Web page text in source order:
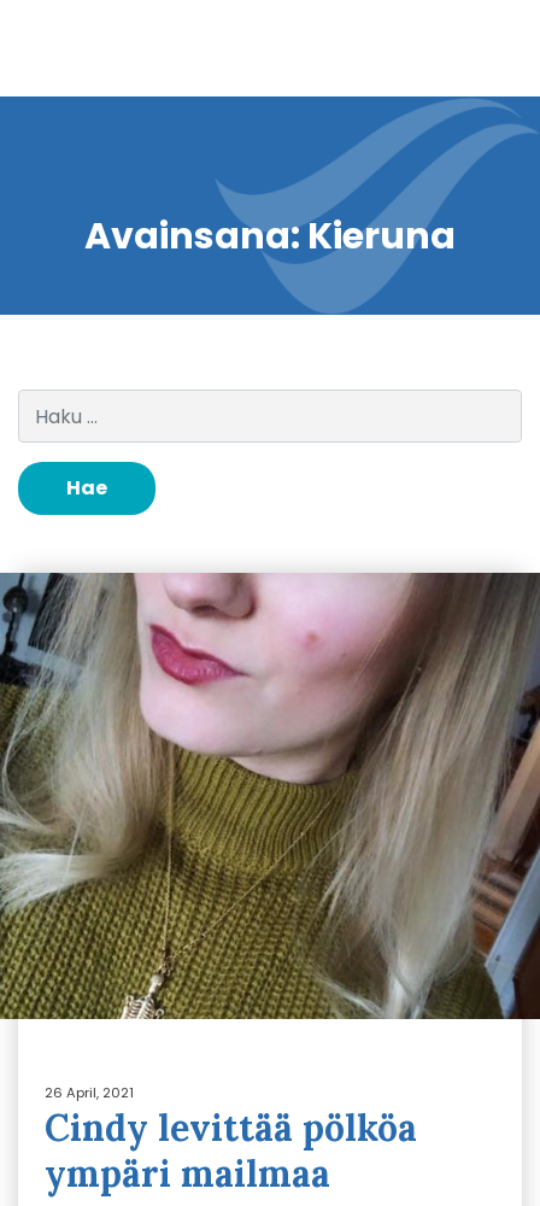
Avainsana:Kieruna
Haku:
26 April, 2021
Cindy levittää pölköa
ympäri mailmaa